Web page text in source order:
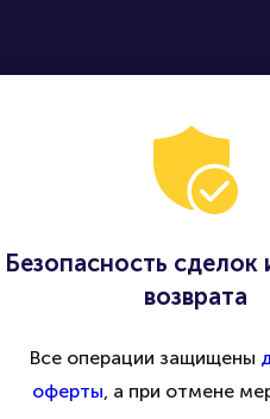
Безопасность сделок
возврата
Все операции защищены
оферты , а при отмене